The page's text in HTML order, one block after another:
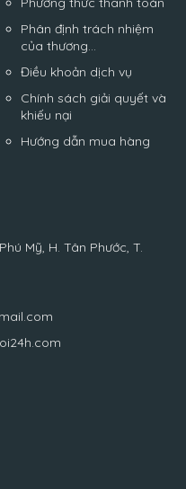
Phân định trách nhiệm
của thương...
Điều khoản dịch vụ
Chính sách giải quyết và
khiếu nại
Hướng dẫn mua hàng
Mỹ, H. Tân Phước, T.